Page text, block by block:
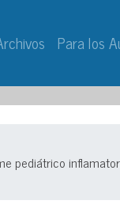
Para los
pediátrico